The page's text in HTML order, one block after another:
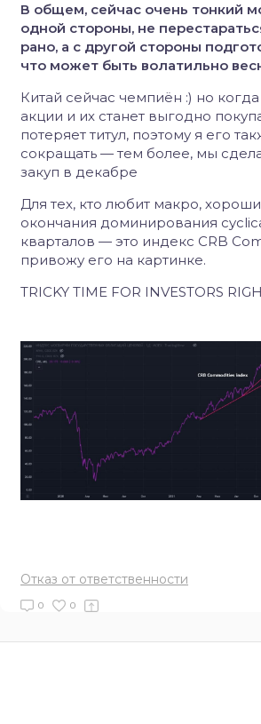
В общем, сейчас очень тонкий
одной стороны, не
рано, а с другой стороны
что может быть волатильно
Китай сейчас чемпиён :) но
акции и их станет выгодно
потеряет титул, поэтому я его
сокращать — тем более, мы
закуп в декабре
Для тех, кто любит макро,
окончания доминирования
кварталов — это индекс CRB
привожу его на картинке.
TRICKY TIME FOR INVESTORS
Отказ от ответственности
0 0